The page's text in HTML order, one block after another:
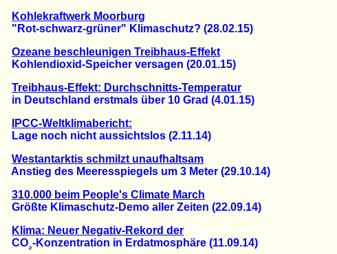
Kohlekraftwerk Moorburg
"Rot-schwarz-grüner" Klimaschutz? (28.02.15)
Ozeane beschleunigen Treibhaus-Effekt
Kohlendioxid-Speicher versagen (20.01.15)
Treibhaus-Effekt: Durchschnitts-Temperatur
in Deutschland erstmals über 10 Grad (4.01.15)
IPCC-Weltklimabericht:
Lage noch nicht aussichtslos (2.11.14)
Westantarktis schmilzt unaufhaltsam
Anstieg des Meeresspiegels um 3 Meter (29.10.14)
310.000 beim People's Climate March
Größte Klimaschutz-Demo aller Zeiten (22.09.14)
Klima: Neuer Negativ-Rekord der
CO₂-Konzentration in Erdatmosphäre (11.09.14)